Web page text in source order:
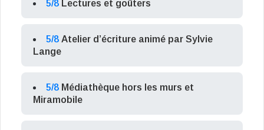
5/8 Lectures et goûters
5/8 Atelier d’écriture animé par Sylvie
Lange
5/8 Médiathèque hors les murs et
Miramobile